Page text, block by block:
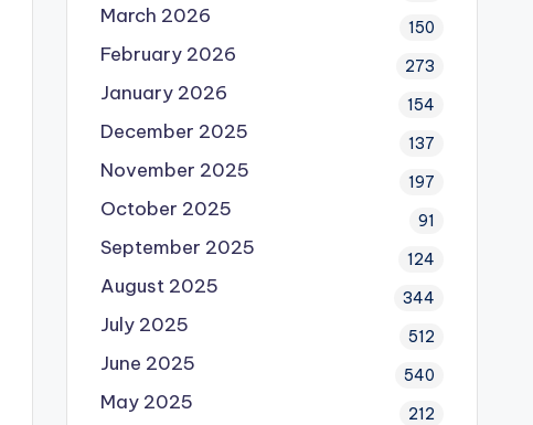
March 2026 150
February 2026 273
January 2026 154
December 2025 137
November 2025 197
October 2025 91
September 2025 124
August 2025 344
July 2025 512
June 2025 540
May 2025 212